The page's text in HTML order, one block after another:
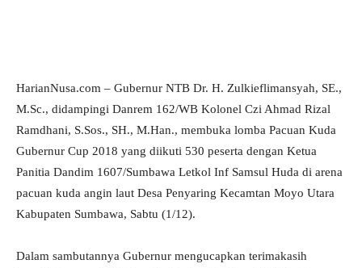
HarianNusa.com – Gubernur NTB Dr. H. Zulkieflimansyah, SE.,
M.Sc., didampingi Danrem 162/WB Kolonel Czi Ahmad Rizal
Ramdhani, S.Sos., SH., M.Han., membuka lomba Pacuan Kuda
Gubernur Cup 2018 yang diikuti 530 peserta dengan Ketua
Panitia Dandim 1607/Sumbawa Letkol Inf Samsul Huda di arena
pacuan kuda angin laut Desa Penyaring Kecamtan Moyo Utara
Kabupaten Sumbawa, Sabtu (1/12).
Dalam sambutannya Gubernur mengucapkan terimakasih